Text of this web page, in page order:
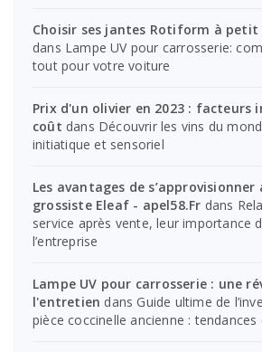
Choisir ses jantes Rotiform à
dans Lampe UV pour carrosserie:
tout pour votre voiture
Prix d'un olivier en 2023 : facteurs
coût dans Découvrir les vins du
initiatique et sensoriel
Les avantages de s’approvisionner
grossiste Eleaf - apel58.Fr dans
service après vente, leur importance
l’entreprise
Lampe UV pour carrosserie : une
l'entretien dans Guide ultime de
pièce coccinelle ancienne : tendances